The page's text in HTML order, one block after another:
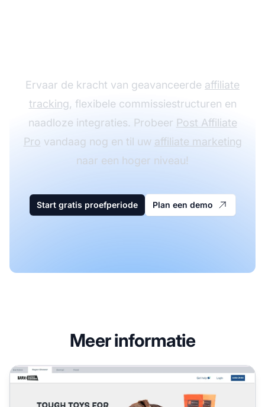
Ervaar de kracht van geavanceerde affiliate
tracking, flexibele commissiestructuren en
naadloze integraties. Probeer Post Affiliate
Pro vandaag nog en til uw affiliate marketing
naar een hoger niveau!
Start gratis proefperiode Plan een demo
Meer informatie
Super Chewer Affiliate Programma